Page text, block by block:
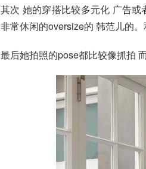
其次 她的穿搭比较多元化 广告
非常休闲的oversize的 韩范儿的
最后她拍照的pose都比较像抓拍